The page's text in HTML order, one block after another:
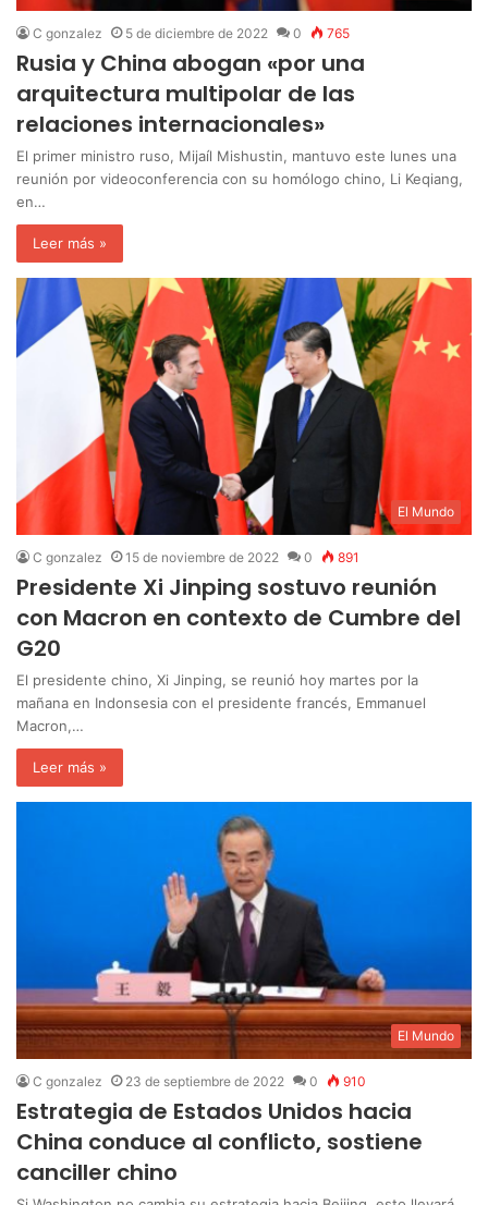
C gonzalez 5 de diciembre de 2022 0 765
Rusia y China abogan «por una
arquitectura multipolar de las
relaciones internacionales»
El primer ministro ruso, Mijaíl Mishustin, mantuvo este lunes una
reunión por videoconferencia con su homólogo chino, Li Keqiang,
en…
Leer más »
El Mundo
C gonzalez 15 de noviembre de 2022 0 891
Presidente Xi Jinping sostuvo reunión
con Macron en contexto de Cumbre del
G20
El presidente chino, Xi Jinping, se reunió hoy martes por la
mañana en Indonsesia con el presidente francés, Emmanuel
Macron,…
Leer más »
El Mundo
C gonzalez 23 de septiembre de 2022 0 910
Estrategia de Estados Unidos hacia
China conduce al conflicto, sostiene
canciller chino